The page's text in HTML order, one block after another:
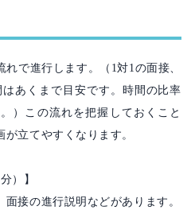
で進行します。（1対1の面接、
あくまで目安です。時間の比率
）この流れを把握しておくこと
立てやすくなります。
）】
接の進行説明などがあります。